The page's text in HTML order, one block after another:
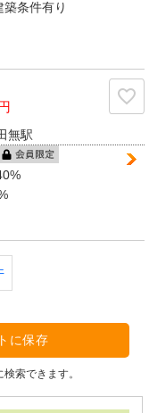
条件有り
無駅
に保存
索できます。